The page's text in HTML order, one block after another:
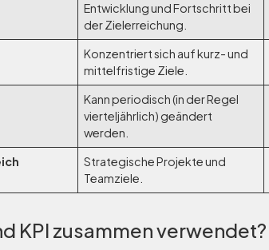
Entwicklung und Fortschritt bei
der Zielerreichung.
Konzentriert sich auf kurz- und
mittelfristige Ziele.
Kann periodisch (in der Regel
vierteljährlich) geändert
werden.
Strategische Projekte und
Teamziele.
KPI zusammen verwendet?